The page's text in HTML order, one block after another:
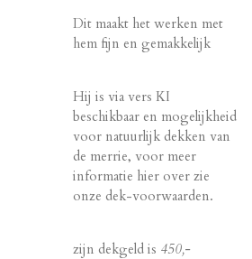
Dit maakt het werken met
hem fijn en gemakkelijk
Hij is via vers KI
beschikbaar en mogelijkheid
voor natuurlijk dekken van
de merrie, voor meer
informatie hier over zie
onze dek-voorwaarden.
zijn dekgeld is 450,-